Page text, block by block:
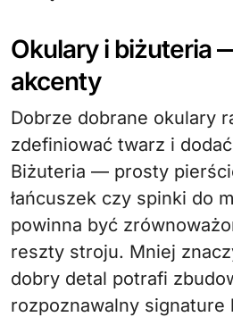
Okulary i biżuteria
akcenty
Dobrze dobrane okulary
zdefiniować twarz i
Biżuteria — prosty
łańcuszek czy spinki do
powinna być
reszty stroju. Mniej
dobry detal potrafi
rozpoznawalny signature